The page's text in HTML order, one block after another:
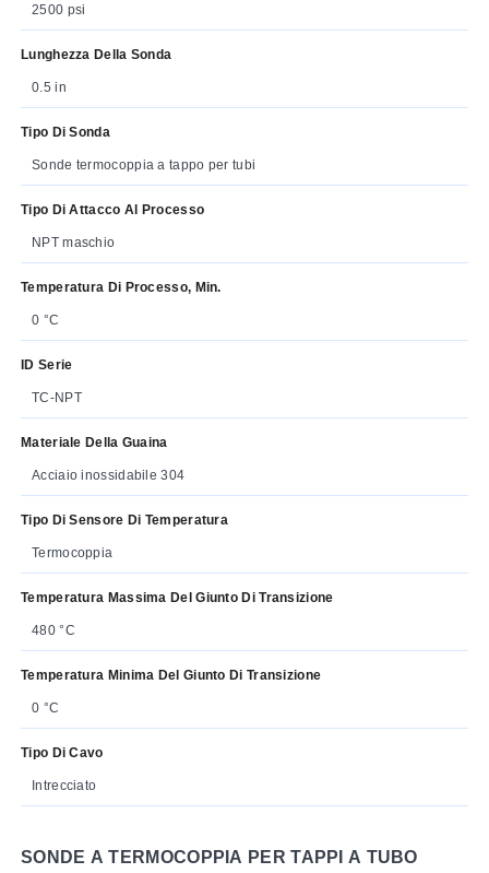
2500 psi
Lunghezza Della Sonda
0.5 in
Tipo Di Sonda
Sonde termocoppia a tappo per tubi
Tipo Di Attacco Al Processo
NPT maschio
Temperatura Di Processo, Min.
0 °C
ID Serie
TC-NPT
Materiale Della Guaina
Acciaio inossidabile 304
Tipo Di Sensore Di Temperatura
Termocoppia
Temperatura Massima Del Giunto Di Transizione
480 °C
Temperatura Minima Del Giunto Di Transizione
0 °C
Tipo Di Cavo
Intrecciato
SONDE A TERMOCOPPIA PER TAPPI A TUBO